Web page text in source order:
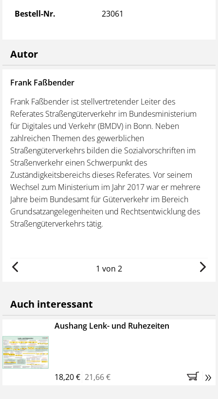
Rahmenbedingungen für sichere und gesicherte
Autonome Fahrsysteme
Änderungen für Fahrzeuge mit analogem
Bestell-Nr. 23061
Autor
Frank Faßbender
Frank Faßbender ist stellvertretender Leiter des
Referates Straßengüterverkehr im Bundesministerium
für Digitales und Verkehr (BMDV) in Bonn. Neben
zahlreichen Themen des gewerblichen
Straßengüterverkehrs bilden die Sozialvorschriften im
Straßenverkehr einen Schwerpunkt des
Zuständigkeitsbereichs dieses Referates. Vor seinem
Wechsel zum Ministerium im Jahr 2017 war er mehrere
Jahre beim Bundesamt für Güterverkehr im Bereich
Grundsatzangelegenheiten und Rechtsentwicklung des
Straßengüterverkehrs tätig.
1 von 2
Auch interessant
Aushang Lenk- und Ruhezeiten
18,20 € 21,66 € »